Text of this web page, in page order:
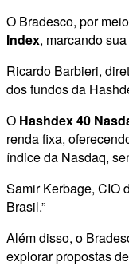
O Bradesco, por
Index, marcando
Ricardo Barbieri,
dos fundos da
O Hashdex 40
renda fixa,
índice da Nasdaq,
Samir Kerbage, CIO
Brasil.”
Além disso, o
explorar propostas